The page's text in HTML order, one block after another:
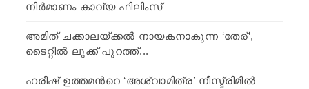
നിര്‍മാണം കാവ്യ ഫിലിംസ്
അമിത്‌ ചക്കാലയ്ക്കൽ നായകനാകുന്ന ‘തേര്‌‌’,
ടൈറ്റിൽ ലുക്ക് പുറത്ത്..‌.
ഹരീഷ് ഉത്തമന്‍റെ ‘അശ്വാമിത്ര’ നീസ്ട്രിമില്‍